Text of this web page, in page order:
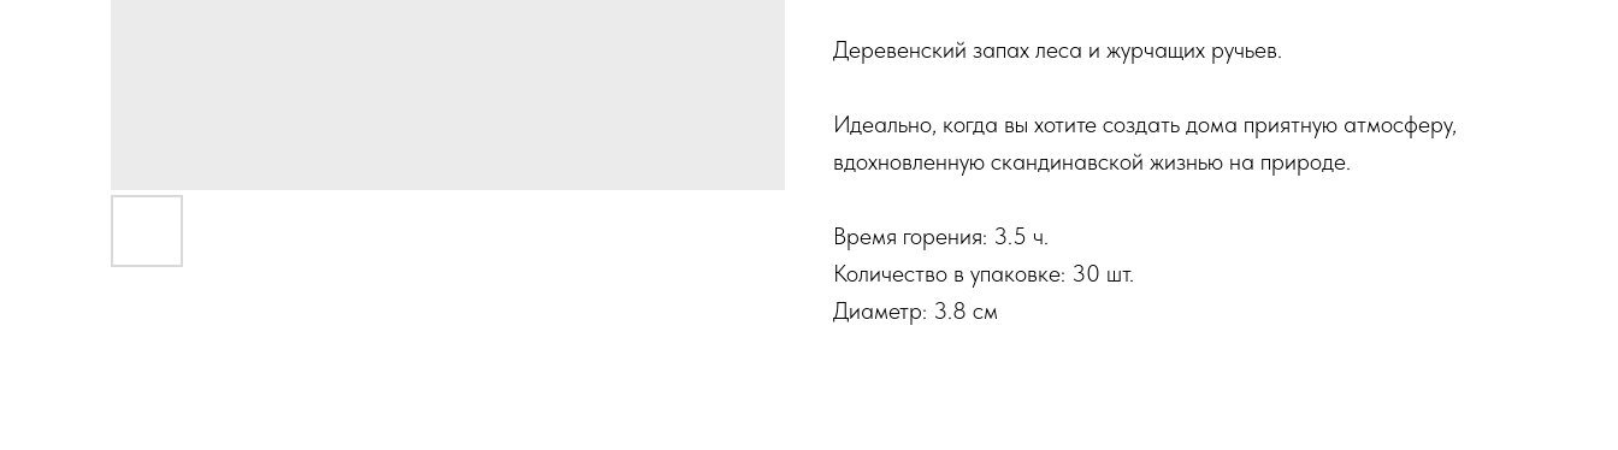
Деревенский запах леса и журчащих ручьев.
Идеально, когда вы хотите создать дома приятную атмосферу,
вдохновленную скандинавской жизнью на природе.
Время горения: 3.5 ч.
Количество в упаковке: 30 шт.
Диаметр: 3.8 см